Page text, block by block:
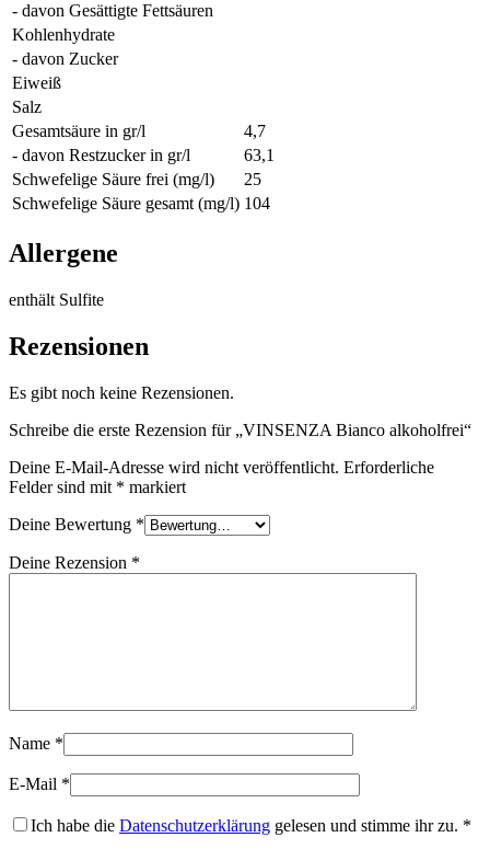
- davon Gesättigte Fettsäuren
Kohlenhydrate
- davon Zucker
Eiweiß
Salz
Gesamtsäure in gr/l
4,7
- davon Restzucker in gr/l
63,1
Schwefelige Säure frei (mg/l)
25
Schwefelige Säure gesamt (mg/l) 104
Allergene
enthält Sulfite
Rezensionen
Es gibt noch keine Rezensionen.
Schreibe die erste Rezension für „VINSENZA Bianco alkoholfrei“
Deine E-Mail-Adresse wird nicht veröffentlicht. Erforderliche
Felder sind mit * markiert
Deine Bewertung *
Deine Rezension *
Name *
E-Mail *
Ich habe die Datenschutzerklärung gelesen und stimme ihr zu. *